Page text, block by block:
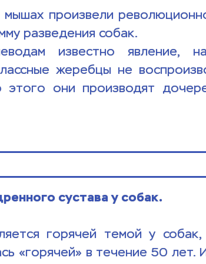
произвели
разведения собак.
известно явление,
жеребцы не
они производят
сустава у собак.
горячей темой у
«горячей» в течение 50 лет.